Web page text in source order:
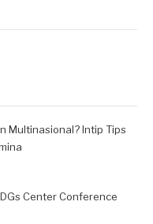
Multinasional? Intip Tips
Center Conference